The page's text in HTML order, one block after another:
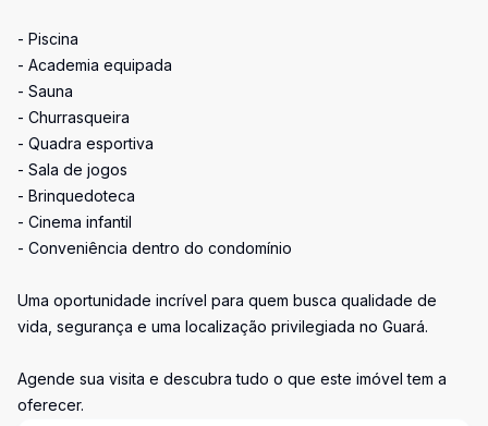
- Piscina
- Academia equipada
- Sauna
- Churrasqueira
- Quadra esportiva
- Sala de jogos
- Brinquedoteca
- Cinema infantil
- Conveniência dentro do condomínio
Uma oportunidade incrível para quem busca qualidade de
vida, segurança e uma localização privilegiada no Guará.
Agende sua visita e descubra tudo o que este imóvel tem a
oferecer.